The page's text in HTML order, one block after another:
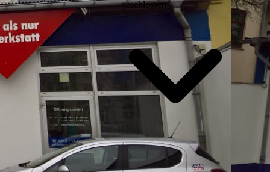
geschlossen